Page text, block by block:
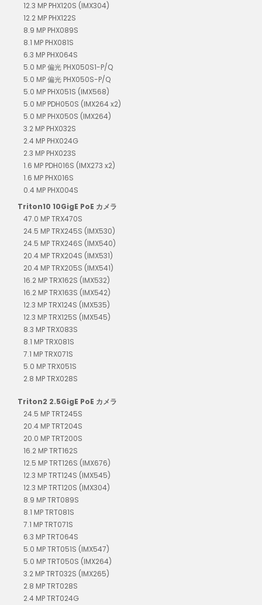
12.3 MP PHX120S (IMX304)
12.2 MP PHX122S
8.9 MP PHX089S
8.1 MP PHX081S
6.3 MP PHX064S
5.0 MP 偏光 PHX050S1-P/Q
5.0 MP 偏光 PHX050S-P/Q
5.0 MP PHX051S (IMX568)
5.0 MP PDH050S (IMX264 x2)
5.0 MP PHX050S (IMX264)
3.2 MP PHX032S
2.4 MP PHX024G
2.3 MP PHX023S
1.6 MP PDH016S (IMX273 x2)
1.6 MP PHX016S
0.4 MP PHX004S
Triton10 10GigE PoE カメラ
47.0 MP TRX470S
24.5 MP TRX245S (IMX530)
24.5 MP TRX246S (IMX540)
20.4 MP TRX204S (IMX531)
20.4 MP TRX205S (IMX541)
16.2 MP TRX162S (IMX532)
16.2 MP TRX163S (IMX542)
12.3 MP TRX124S (IMX535)
12.3 MP TRX125S (IMX545)
8.3 MP TRX083S
8.1 MP TRX081S
7.1 MP TRX071S
5.0 MP TRX051S
2.8 MP TRX028S
Triton2 2.5GigE PoE カメラ
24.5 MP TRT245S
20.4 MP TRT204S
20.0 MP TRT200S
16.2 MP TRT162S
12.5 MP TRT126S (IMX676)
12.3 MP TRT124S (IMX545)
12.3 MP TRT120S (IMX304)
8.9 MP TRT089S
8.1 MP TRT081S
7.1 MP TRT071S
6.3 MP TRT064S
5.0 MP TRT051S (IMX547)
5.0 MP TRT050S (IMX264)
3.2 MP TRT032S (IMX265)
2.8 MP TRT028S
2.4 MP TRT024G